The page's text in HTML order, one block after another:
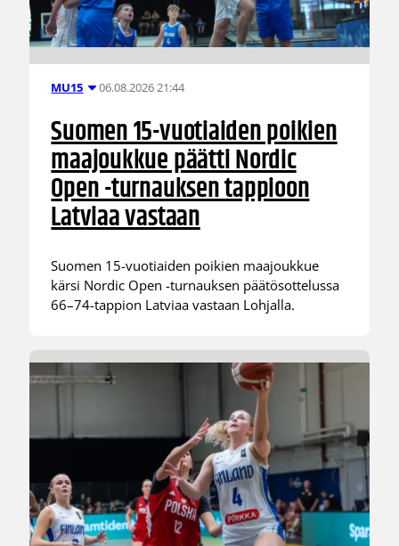
MU15 06.08.2026 21:44
Suomen 15-vuotiaiden poikien
maajoukkue päätti Nordic
Open -turnauksen tappioon
Latviaa vastaan
Suomen 15-vuotiaiden poikien maajoukkue
kärsi Nordic Open -turnauksen päätösottelussa
66–74-tappion Latviaa vastaan Lohjalla.